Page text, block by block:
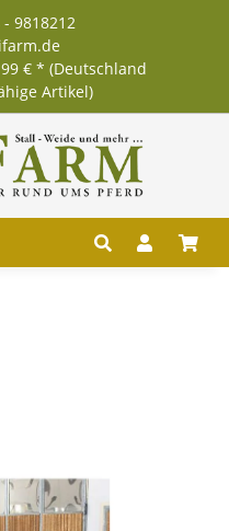
9818212
€ * (Deutschland
Artikel)